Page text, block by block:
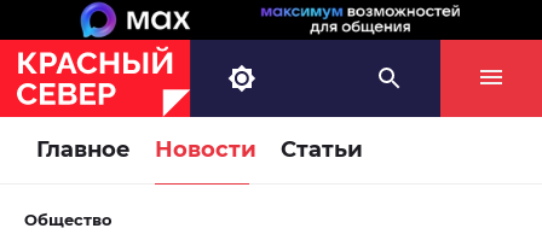
Главное Новости Статьи
Общество